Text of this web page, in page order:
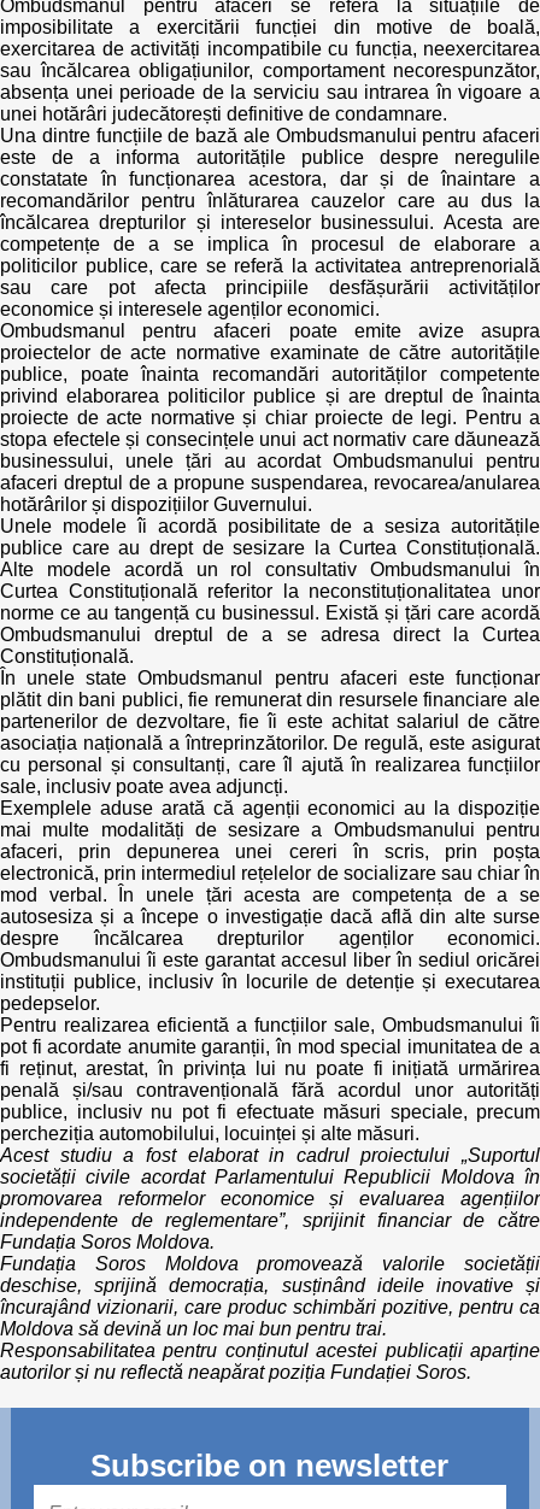
Ombudsmanul pentru afaceri se referă la situațiile de
imposibilitate a exercitării funcției din motive de boală,
exercitarea de activități incompatibile cu funcția, neexercitarea
sau încălcarea obligațiunilor, comportament necorespunzător,
absența unei perioade de la serviciu sau intrarea în vigoare a
unei hotărâri judecătorești definitive de condamnare.
Una dintre funcțiile de bază ale Ombudsmanului pentru afaceri
este de a informa autoritățile publice despre neregulile
constatate în funcționarea acestora, dar și de înaintare a
recomandărilor pentru înlăturarea cauzelor care au dus la
încălcarea drepturilor și intereselor businessului. Acesta are
competențe de a se implica în procesul de elaborare a
politicilor publice, care se referă la activitatea antreprenorială
sau care pot afecta principiile desfășurării activităților
economice și interesele agenților economici.
Ombudsmanul pentru afaceri poate emite avize asupra
proiectelor de acte normative examinate de către autoritățile
publice, poate înainta recomandări autorităților competente
privind elaborarea politicilor publice și are dreptul de înainta
proiecte de acte normative și chiar proiecte de legi. Pentru a
stopa efectele și consecințele unui act normativ care dăunează
businessului, unele țări au acordat Ombudsmanului pentru
afaceri dreptul de a propune suspendarea, revocarea/anularea
hotărârilor și dispozițiilor Guvernului.
Unele modele îi acordă posibilitate de a sesiza autoritățile
publice care au drept de sesizare la Curtea Constituțională.
Alte modele acordă un rol consultativ Ombudsmanului în
Curtea Constituțională referitor la neconstituționalitatea unor
norme ce au tangență cu businessul. Există și țări care acordă
Ombudsmanului dreptul de a se adresa direct la Curtea
Constituțională.
În unele state Ombudsmanul pentru afaceri este funcționar
plătit din bani publici, fie remunerat din resursele financiare ale
partenerilor de dezvoltare, fie îi este achitat salariul de către
asociația națională a întreprinzătorilor. De regulă, este asigurat
cu personal și consultanți, care îl ajută în realizarea funcțiilor
sale, inclusiv poate avea adjuncți.
Exemplele aduse arată că agenții economici au la dispoziție
mai multe modalități de sesizare a Ombudsmanului pentru
afaceri, prin depunerea unei cereri în scris, prin poșta
electronică, prin intermediul rețelelor de socializare sau chiar în
mod verbal. În unele țări acesta are competența de a se
autosesiza și a începe o investigație dacă află din alte surse
despre încălcarea drepturilor agenților economici.
Ombudsmanului îi este garantat accesul liber în sediul oricărei
instituții publice, inclusiv în locurile de detenție și executarea
pedepselor.
Pentru realizarea eficientă a funcțiilor sale, Ombudsmanului îi
pot fi acordate anumite garanții, în mod special imunitatea de a
fi reținut, arestat, în privința lui nu poate fi inițiată urmărirea
penală și/sau contravențională fără acordul unor autorități
publice, inclusiv nu pot fi efectuate măsuri speciale, precum
percheziția automobilului, locuinței și alte măsuri.
Acest studiu a fost elaborat in cadrul proiectului „Suportul
societății civile acordat Parlamentului Republicii Moldova în
promovarea reformelor economice și evaluarea agențiilor
independente de reglementare”, sprijinit financiar de către
Fundația Soros Moldova.
Fundația Soros Moldova promovează valorile societății
deschise, sprijină democrația, susținând ideile inovative și
încurajând vizionarii, care produc schimbări pozitive, pentru ca
Moldova să devină un loc mai bun pentru trai.
Responsabilitatea pentru conținutul acestei publicații aparține
autorilor și nu reflectă neapărat poziția Fundației Soros.
Subscribe on newsletter